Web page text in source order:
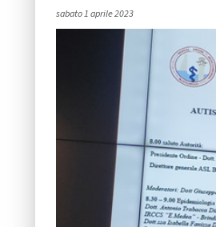
sabato 1 aprile 2023